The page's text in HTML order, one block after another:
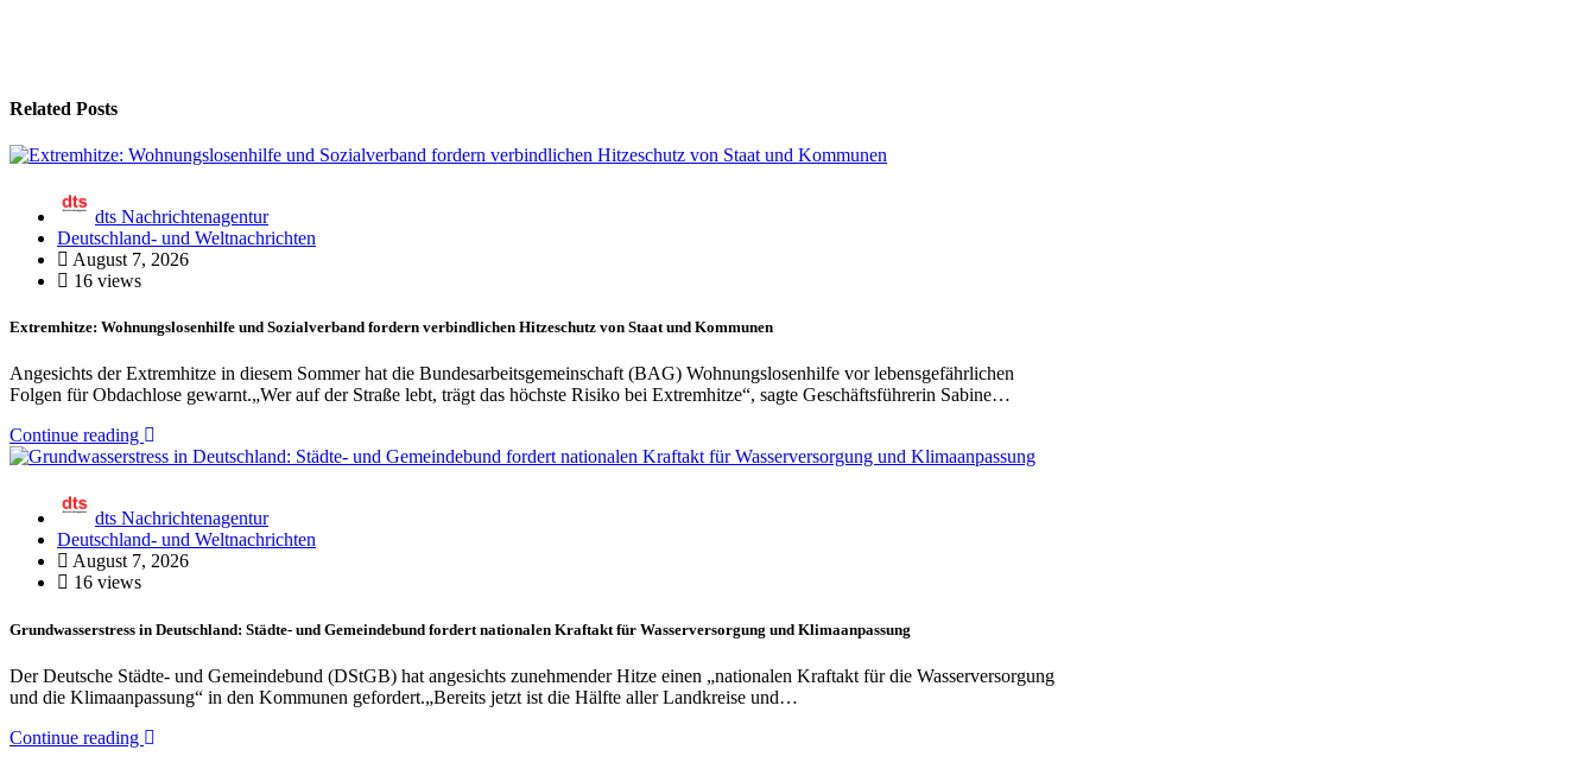
Related Posts
dts Nachrichtenagentur
Deutschland- und Weltnachrichten
August 7, 2026
16 views
Extremhitze: Wohnungslosenhilfe und Sozialverband fordern verbindlichen Hitzeschutz von Staat und Kommunen
Angesichts der Extremhitze in diesem Sommer hat die Bundesarbeitsgemeinschaft (BAG) Wohnungslosenhilfe vor lebensgefährlichen
Folgen für Obdachlose gewarnt.„Wer auf der Straße lebt, trägt das höchste Risiko bei Extremhitze“, sagte Geschäftsführerin Sabine…
Continue reading
dts Nachrichtenagentur
Deutschland- und Weltnachrichten
August 7, 2026
16 views
Grundwasserstress in Deutschland: Städte- und Gemeindebund fordert nationalen Kraftakt für Wasserversorgung und Klimaanpassung
Der Deutsche Städte- und Gemeindebund (DStGB) hat angesichts zunehmender Hitze einen „nationalen Kraftakt für die Wasserversorgung
und die Klimaanpassung“ in den Kommunen gefordert.„Bereits jetzt ist die Hälfte aller Landkreise und…
Continue reading